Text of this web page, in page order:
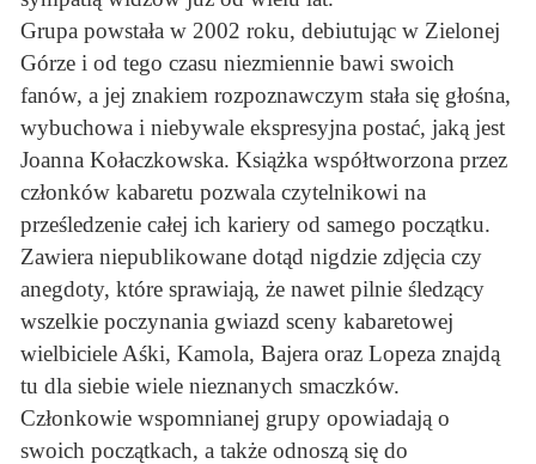
Grupa powstała w 2002 roku, debiutując w Zielonej
Górze i od tego czasu niezmiennie bawi swoich
fanów, a jej znakiem rozpoznawczym stała się głośna,
wybuchowa i niebywale ekspresyjna postać, jaką jest
Joanna Kołaczkowska. Książka współtworzona przez
członków kabaretu pozwala czytelnikowi na
prześledzenie całej ich kariery od samego początku.
Zawiera niepublikowane dotąd nigdzie zdjęcia czy
anegdoty, które sprawiają, że nawet pilnie śledzący
wszelkie poczynania gwiazd sceny kabaretowej
wielbiciele Aśki, Kamola, Bajera oraz Lopeza znajdą
tu dla siebie wiele nieznanych smaczków.
Członkowie wspomnianej grupy opowiadają o
swoich początkach, a także odnoszą się do